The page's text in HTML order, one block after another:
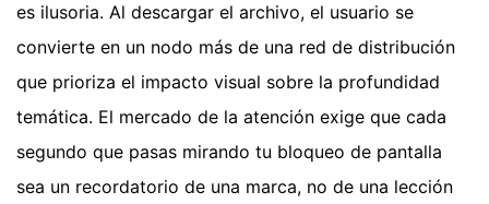
es ilusoria. Al descargar el archivo, el usuario se
convierte en un nodo más de una red de distribución
que prioriza el impacto visual sobre la profundidad
temática. El mercado de la atención exige que cada
segundo que pasas mirando tu bloqueo de pantalla
sea un recordatorio de una marca, no de una lección